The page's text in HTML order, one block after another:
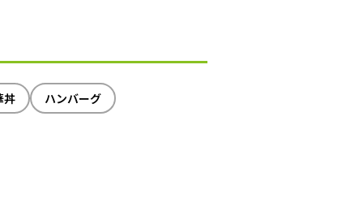
丼 ハンバーグ